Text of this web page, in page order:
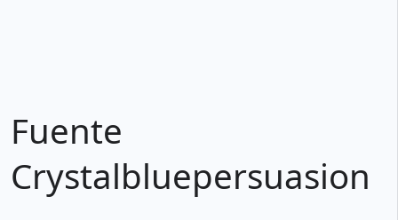
Fuente
Crystalbluepersuasion